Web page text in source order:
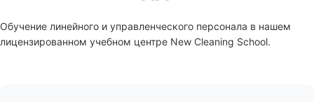
Обучение линейного и управленческого персонала в нашем
лицензированном учебном центре New Cleaning School.